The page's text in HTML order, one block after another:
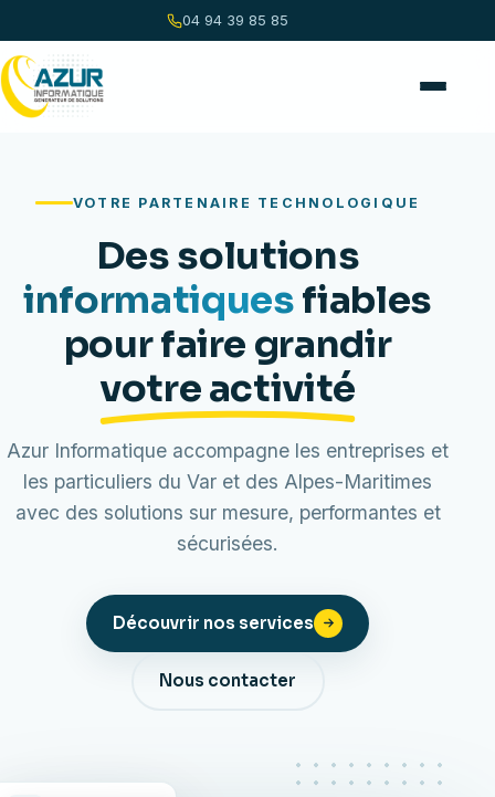
04 94 39 85 85
VOTRE PARTENAIRE TECHNOLOGIQUE
Des solutions
informatiquesfiables
pour faire grandir
votre activité
Azur Informatique accompagne les entreprises et
les particuliers du Var et des Alpes-Maritimes
avec des solutions sur mesure, performantes et
sécurisées.
Découvrir nos services
Nous contacter